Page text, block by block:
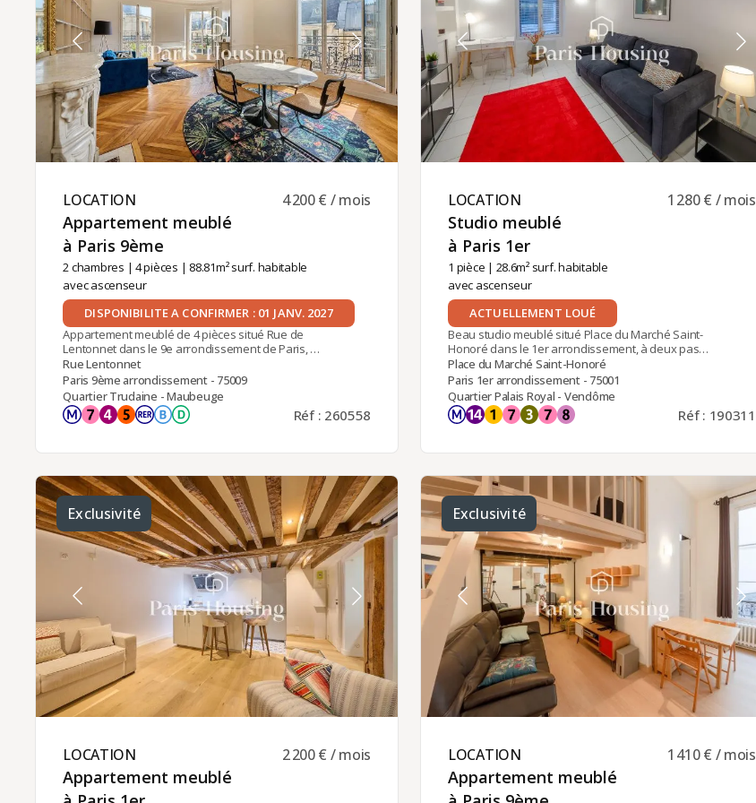
appartement est assurée par Paris‑Housing,
garantissant un accompagnement professionnel
et fiable tout au long de votre séjour.
gestion locative de cet appartement est assurée
par Paris‑Housing, garantissant un
accompagnement professionnel et fiable tout au
long de votre séjour.
LOCATION ​
Appartement meublé
à Paris 9ème ​
2 chambres | 4 pièces | 88.81m² surf. habitable
avec ascenseur
4 200 € / mois
DISPONIBILITE A CONFIRMER : 01 JANV. 2027
Appartement meublé de 4 pièces situé Rue de
Lentonnet dans le 9e arrondissement de Paris, à
proximité des stations Cadet (ligne 7) et Gare du
Nord (lignes 4, 5 et RER B, D et E).Situé au 5e étage
avec ascenseur d'un remarquable immeuble
d'architecte de la fin du XIXe siècle avec gardien,
cet appartement de standing se compose de :-
deux chambres,- un grand dressing,- une salle de
douche,- des WC séparés.Cet appartement de
caractère séduit par la qualité de ses prestations
et le charme de l'ancien, avec un parquet en point
de Hongrie, de belles cheminées en marbre, des
moulures d'époque, un balcon filant et un
mobilier contemporain soigneusement
sélectionné.Chauffage et eau chaude individuels
électriquesLocation meublée disponible pour un
contrat à titre de résidence principale du locataire,
logement de fonction (bail société) ou résidence
secondaire (bail Code civil).Loyer mensuel : 4 200 €
charges comprises, dont 200 € de charges
communes.La gestion locative de cet
appartement est assurée par Paris‑Housing,
garantissant un accompagnement professionnel
et fiable tout au long de votre séjour.
Rue Lentonnet
Paris 9ème arrondissement - 75009
Quartier Trudaine - Maubeuge
Réf : 260558
LOCATION ​
Studio meublé
à Paris 1er ​
1 pièce | 28.6m² surf. habitable
avec ascenseur
1 280 € / mois
ACTUELLEMENT LOUÉ
Beau studio meublé situé Place du Marché Saint-
Honoré dans le 1er arrondissement, à deux pas
de la Place Vendôme, de l'Opéra et du Jardin des
Tuileries. A proximité du métro Pyramides (lignes 7
et 14), ou Tuileries (ligne 1). Dans un immeuble
ancien en Pierre de Paris, au 1er étage traversant
entre rue et cour, avec ascenseur. Le studio refait
convertible de qualité et coin bureau, une salle
d'eau avec WC. Chauffage et eau chaude
individuels (électrique)
Place du Marché Saint-Honoré
Paris 1er arrondissement - 75001
Quartier Palais Royal - Vendôme
Réf : 190311
Exclusivité
LOCATION ​
Appartement meublé
2 200 € / mois
Exclusivité
LOCATION ​
Appartement meublé
1 410 € / mois